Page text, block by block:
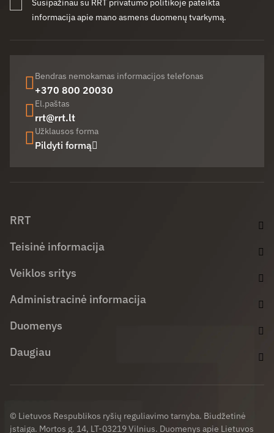
Susipažinau su RRT privatumo politikoje pateikta
informacija apie mano asmens duomenų tvarkymą.
Bendras nemokamas informacijos telefonas
+370 800 20030
El.paštas
rrt@rrt.lt
Užklausos forma
Pildyti formą
RRT
Teisinė informacija
Veiklos sritys
Administracinė informacija
Duomenys
Daugiau
© Lietuvos Respublikos ryšių reguliavimo tarnyba. Biudžetinė
įstaiga. Mortos g. 14, LT-03219 Vilnius. Duomenys apie Lietuvos